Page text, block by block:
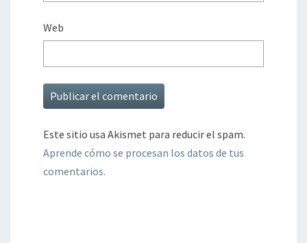
Web
Este sitio usa Akismet para reducir el spam.
Aprende cómo se procesan los datos de tus
comentarios.